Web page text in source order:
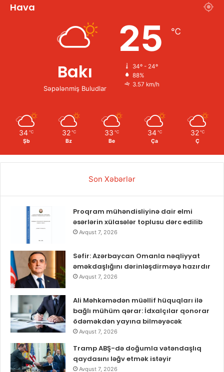
Hava
Bakı
Səpələnmiş Buludlar
25 ℃
34º - 24º
88%
3.57 km/h
34 ℃
Şb
32 ℃
Bz
33 ℃
Be
34 ℃
Ça
32 ℃
Ç
Son Xəbərlər
Proqram mühəndisliyinə dair elmi
əsərlərin xülasələr toplusu dərc edilib
Avqust 7, 2026
Səfir: Azərbaycan Omanla nəqliyyat
əməkdaşlığını dərinləşdirməyə hazırdır
Avqust 7, 2026
Ali Məhkəmədən müəllif hüquqları ilə
bağlı mühüm qərar: İdxalçılar qonorar
ödəməkdən yayına bilməyəcək
Avqust 7, 2026
Tramp ABŞ-də doğumla vətəndaşlıq
qaydasını ləğv etmək istəyir
Avqust 7, 2026